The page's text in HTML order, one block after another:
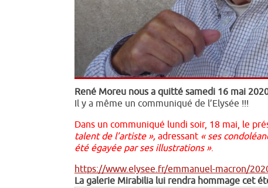
René Moreu nous a quitté samedi 16 mai
Il y a même un communiqué de l’Elysée !!!
Dans un communiqué lundi soir, 18 mai, le
talent de l’artiste », adressant « ses
été égayée par ses illustrations ».
https://www.elysee.fr/emmanuel-macron/
La galerie Mirabilia lui rendra hommage cet